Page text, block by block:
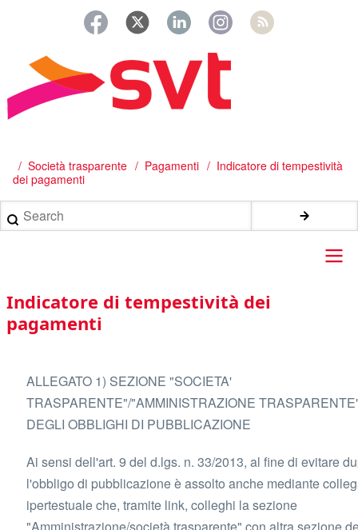
principale
Briciole
di
pane
/ Società trasparente Pagamenti
Indicatore di tempestività
dei pagamenti
Search
Main
navigation
Indicatore di tempestività dei
pagamenti
ALLEGATO 1) SEZIONE "SOCIETA'
TRASPARENTE"/"AMMINISTRAZIONE
DEGLI OBBLIGHI DI PUBBLICAZIONE
Ai sensi dell'art. 9 del d.lgs. n. 33/2013, al fine di evitare
l'obbligo di pubblicazione è assolto anche mediante
ipertestuale che, tramite link, colleghi la sezione